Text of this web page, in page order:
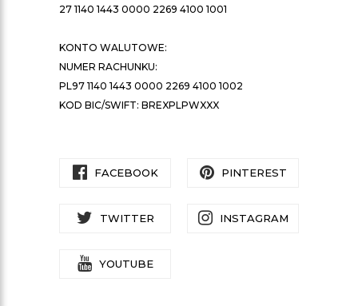
27 1140 1443 0000 2269 4100 1001
KONTO WALUTOWE:
NUMER RACHUNKU:
PL97 1140 1443 0000 2269 4100 1002
KOD BIC/SWIFT: BREXPLPWXXX
FACEBOOK PINTEREST
TWITTER INSTAGRAM
YOUTUBE